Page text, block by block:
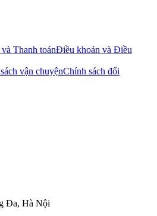
Thanh toánĐiều khoản và Điều
vận chuyệnChính sách đổi
Đa, Hà Nội